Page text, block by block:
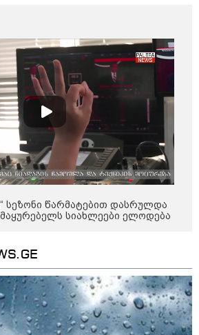
19:32 / 08-08-2026
"სიმბოლურია, რომ კობახიძის
მოღალატეობრივი განცხადება
საქართველოს
თავისუფლებისთვის შეწირული
გმირების მემორიალზე
გაკეთდა" - "ნაციონალური
მოძრაობა"
19:03 / 08-08-2026
"მკაცრად ვგმობთ ირაკლი
კობახიძის განცხადებას" -
"კოალიცია ცვლილებისთვის"
16:33 / 08-08-2026
"გიორგი ბარამიძემ რაღაც
არასწორად ჩამოაყალიბა,
მაგრამ ნამდვილად არ
ეკუთვნის წიხლი ივანიშვილის
ღალატზე დაფუძნებული
დიქტატურის მსახურებისგან" -
მიხეილ სააკაშვილი
სეზონი წარმატებით დასრულდა
სიახლეები ელოდება